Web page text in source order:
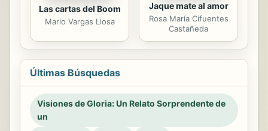
Las cartas del Boom
Mario Vargas Llosa
Jaque mate al amor
Rosa María Cifuentes
Castañeda
Últimas Búsquedas
Visiones de Gloria: Un Relato Sorprendente de
un